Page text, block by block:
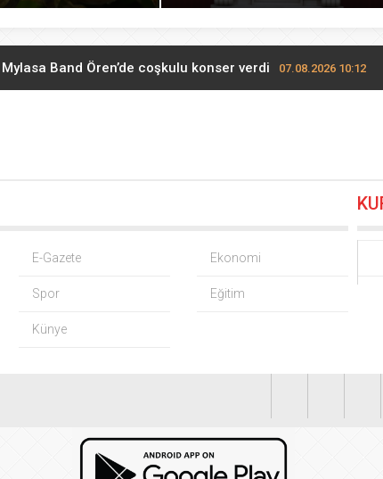
Mylasa Band Ören’de coşkulu konser verdi 07.08.2026 10:12
KOBİ OSB tanıtıldı… Bursa’nın kalkınma yolculuğunda yeni
fiyatları açıklandı… Alımlar 24 Ağustos’ta başlıyor
Başkanvekili Kılıç’tan ‘silahsızlanma’ vurgusu
deniz uyarısı! Bulanık ve kötü kokulu suda yüzmeyin
E-Gazete Ekonomi
Spor Eğitim
Künye